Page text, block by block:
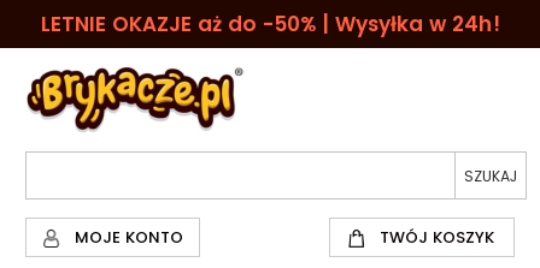
LETNIE OKAZJE aż do -50% | Wysyłka w 24h!
MOJE KONTO TWÓJ KOSZYK